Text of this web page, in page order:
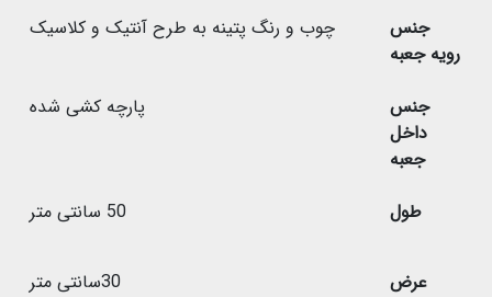
جنس
رویه جعبه
چوب و رنگ پتینه به طرح آنتیک و کلاسیک
جنس
داخل
جعبه
پارچه کشی شده
طول 50 سانتی متر
عرض 30سانتی متر